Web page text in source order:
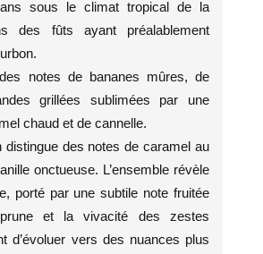
sous le climat tropical de la
des fûts ayant préalablement
notes de bananes mûres, de
grillées sublimées par une
chaud et de cannelle.
distingue des notes de caramel au
onctueuse. L’ensemble révèle
porté par une subtile note fruitée
et la vivacité des zestes
d’évoluer vers des nuances plus